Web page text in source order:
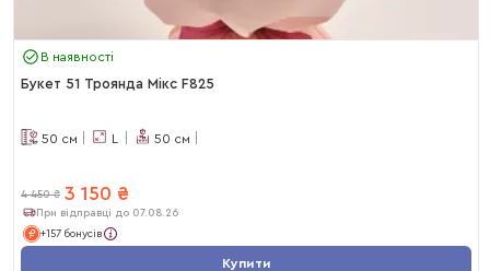
В наявності
Букет 51 Троянда Мікс F825
50 см L 50 см
4 450 ₴ 3 150 ₴
При відправці до 07.08.26
+157 бонусів
Купити